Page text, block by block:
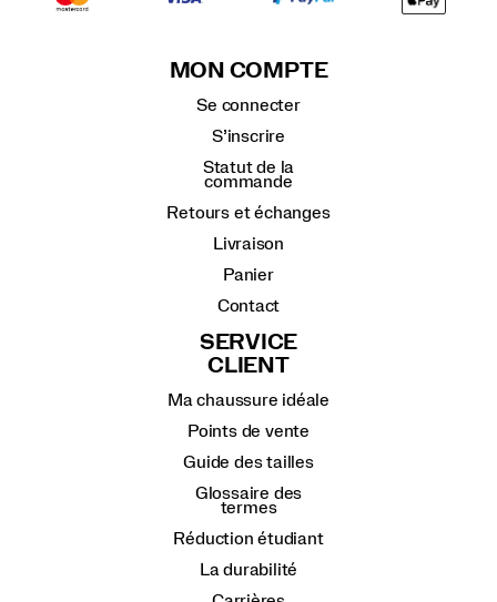
MON COMPTE
Se connecter
S’inscrire
Statut de la
commande
Retours et échanges
Livraison
Panier
Contact
SERVICE
CLIENT
Ma chaussure idéale
Points de vente
Guide des tailles
Glossaire des
termes
Réduction étudiant
La durabilité